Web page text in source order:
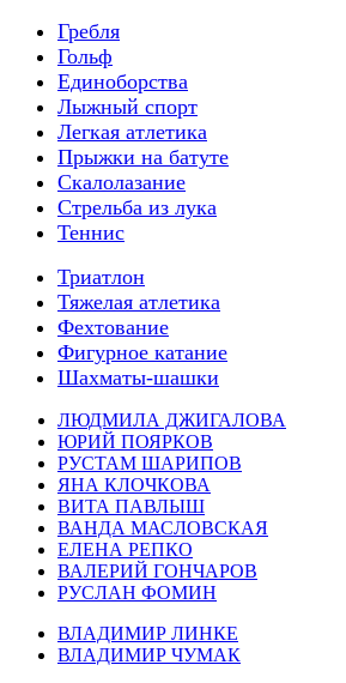
Гребля
Гольф
Единоборства
Лыжный спорт
Легкая атлетика
Прыжки на батуте
Скалолазание
Стрельба из лука
Теннис
Триатлон
Тяжелая атлетика
Фехтование
Фигурное катание
Шахматы-шашки
ЛЮДМИЛА ДЖИГАЛОВА
ЮРИЙ ПОЯРКОВ
РУСТАМ ШАРИПОВ
ЯНА КЛОЧКОВА
ВИТА ПАВЛЫШ
ВАНДА МАСЛОВСКАЯ
ЕЛЕНА РЕПКО
ВАЛЕРИЙ ГОНЧАРОВ
РУСЛАН ФОМИН
ВЛАДИМИР ЛИНКЕ
ВЛАДИМИР ЧУМАК